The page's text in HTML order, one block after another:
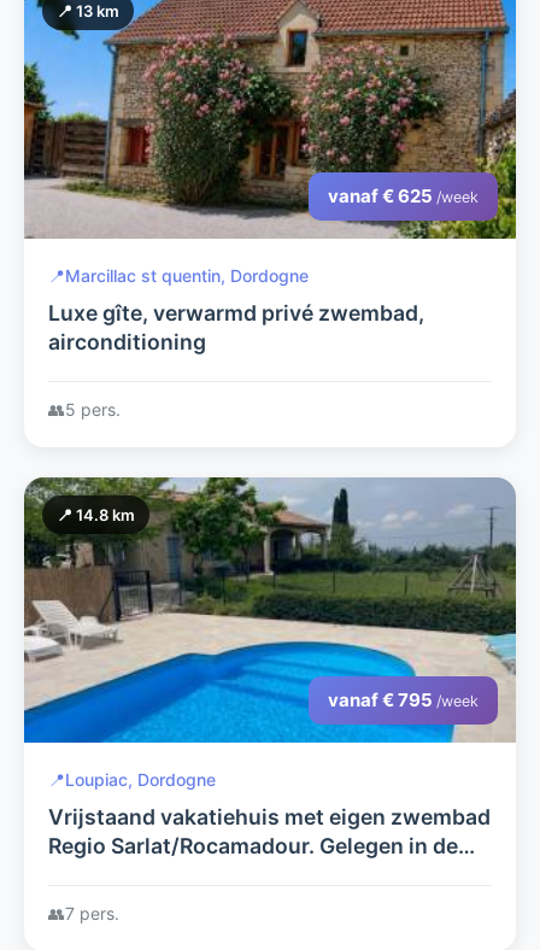
📍 13 km
vanaf € 625 /week
📍Marcillac st quentin, Dordogne
Luxe gîte, verwarmd privé zwembad,
airconditioning
👥5 pers.
📍 14.8 km
vanaf € 795 /week
📍Loupiac, Dordogne
Vrijstaand vakatiehuis met eigen zwembad
Regio Sarlat/Rocamadour. Gelegen in de
👥7 pers.